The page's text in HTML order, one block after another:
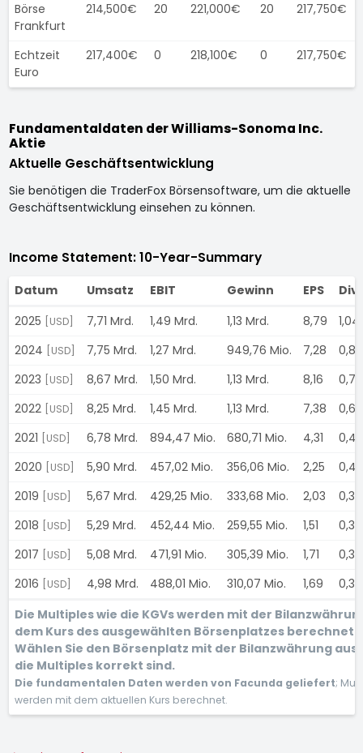
Börse
Frankfurt
214,500€ 20 221,000€ 20 217,750€
Echtzeit
Euro
217,400€ 0 218,100€ 0 217,750€
Fundamentaldaten der Williams-Sonoma Inc.
Aktie
Aktuelle Geschäftsentwicklung
Sie benötigen die TraderFox Börsensoftware, um die aktuelle
Geschäftsentwicklung einsehen zu können.
Income Statement: 10-Year-Summary
Datum Umsatz EBIT Gewinn EPS
2025
[USD] 7,71 Mrd. 1,49 Mrd. 1,13 Mrd. 8,79
2024
[USD] 7,75 Mrd. 1,27 Mrd. 949,76 Mio. 7,28
2023
[USD] 8,67 Mrd. 1,50 Mrd. 1,13 Mrd. 8,16
2022
[USD] 8,25 Mrd. 1,45 Mrd. 1,13 Mrd. 7,38
2021
[USD] 6,78 Mrd. 894,47 Mio. 680,71 Mio. 4,31
2020
[USD] 5,90 Mrd. 457,02 Mio. 356,06 Mio. 2,25
2019
[USD] 5,67 Mrd. 429,25 Mio. 333,68 Mio. 2,03
2018
[USD] 5,29 Mrd. 452,44 Mio. 259,55 Mio. 1,51
2017
[USD] 5,08 Mrd. 471,91 Mio. 305,39 Mio. 1,71
2016
[USD] 4,98 Mrd. 488,01 Mio. 310,07 Mio. 1,69
Die Multiples wie die KGVs werden mit der
dem Kurs des ausgewählten Börsenplatzes berechnet.
Wählen Sie den Börsenplatz mit der Bilanzwährung
die Multiples korrekt sind.
Die fundamentalen Daten werden von Facunda geliefert;
werden mit dem aktuellen Kurs berechnet.